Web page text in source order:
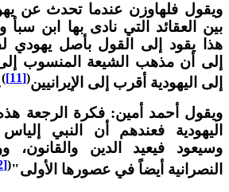
فلهاوزن عندما تحدث عن
العقائد التي نادى بها ابن سبأ
يقود إلى القول بأصل يهودي
أن مذهب الشيعة المنسوب إلى
اليهودية أقرب إلى الإيرانيين
)
.
أحمد أمين: فكرة الرجعة هذه
فعندهم أن النبي
فيعيد الدين والقانون،
أيضاً في عصورها الأولى"(
[12]